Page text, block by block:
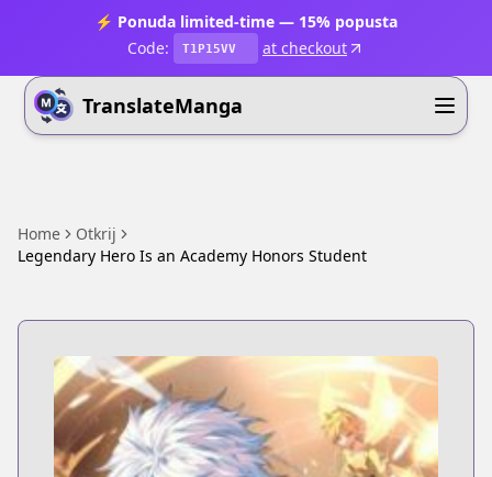
⚡ Ponuda limited-time — 15% popusta
Code:
T1P15VV at checkout
TranslateManga
Home
Otkrij
Legendary Hero Is an Academy Honors Student